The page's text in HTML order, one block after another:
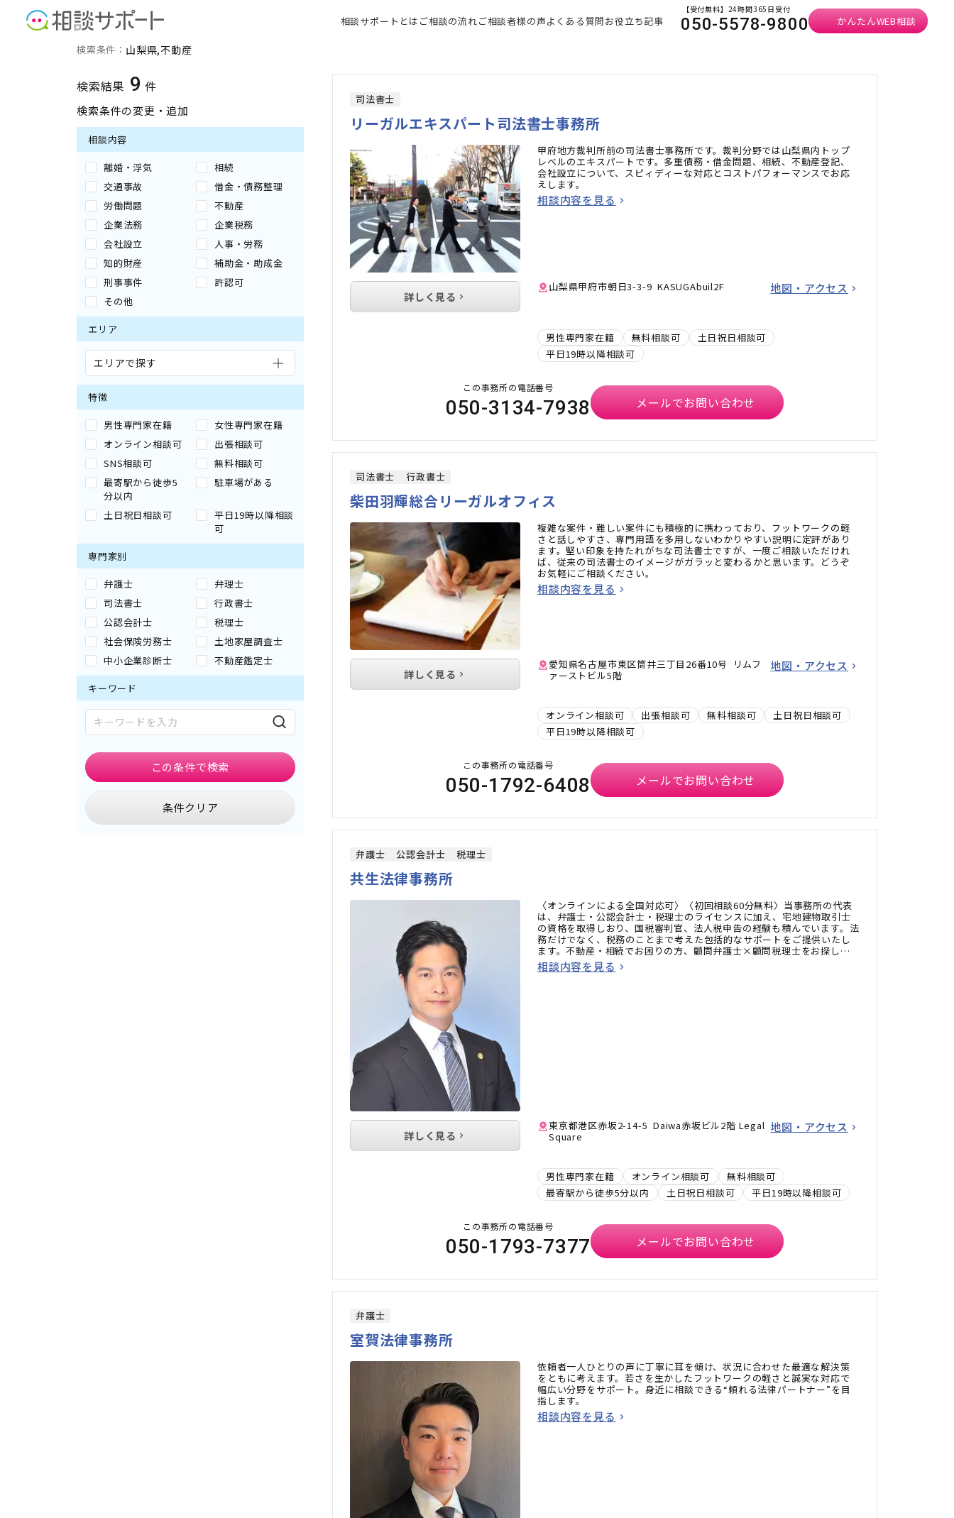
相談サポートとは ご相談の流れご相談者様の声よくある質問お役立ち記事
【受付無料】24時間365日受付
050-5578-9800 かんたんWEB相談
山梨県の不動産に強い専門家の検索結果
検索条件： 山梨県 不動産
検索結果 9 件
検索条件の変更・追加
相談内容
離婚・浮気
相続
交通事故
借金・債務整理
労働問題
不動産
企業法務
企業税務
会社設立
人事・労務
知的財産
補助金・助成金
刑事事件
許認可
その他
エリア
エリアで探す
特徴
男性専門家在籍
女性専門家在籍
オンライン相談可
出張相談可
SNS相談可
無料相談可
最寄駅から徒歩5
分以内
駐車場がある
土日祝日相談可
平日19時以降相談
可
専門家別
弁護士
弁理士
司法書士
行政書士
公認会計士
税理士
社会保険労務士
土地家屋調査士
中小企業診断士
不動産鑑定士
キーワード
条件クリア
この条件で検索
司法書士
リーガルエキスパート司法書士事務所
甲府地方裁判所前の司法書士事務所です。裁判分野では山梨県内トップ
レベルのエキスパートです。多重債務・借金問題、相続、不動産登記、
会社設立について、スピィディーな対応とコストパフォーマンスでお応
えします。
相談内容を見る
山梨県甲府市朝日3-3-9 KASUGAbuil2F 地図・アクセス
男性専門家在籍 無料相談可
土日祝日相談可
平日19時以降相談可
詳しく見る
この事務所の電話番号
050-3134-7938 メールでお問い合わせ
司法書士 行政書士
柴田羽輝総合リーガルオフィス
複雑な案件・難しい案件にも積極的に携わっており、フットワークの軽
さと話しやすさ、専門用語を多用しないわかりやすい説明に定評があり
ます。堅い印象を持たれがちな司法書士ですが、一度ご相談いただけれ
ば、従来の司法書士のイメージがガラッと変わるかと思います。どうぞ
お気軽にご相談ください。
相談内容を見る
愛知県名古屋市東区筒井三丁目26番10号 リムフ
ァーストビル5階
地図・アクセス
オンライン相談可 出張相談可 無料相談可
土日祝日相談可
平日19時以降相談可
詳しく見る
この事務所の電話番号
050-1792-6408 メールでお問い合わせ
弁護士 公認会計士 税理士
共生法律事務所
〈オンラインによる全国対応可〉〈初回相談60分無料〉当事務所の代表
は、弁護士・公認会計士・税理士のライセンスに加え、宅地建物取引士
の資格を取得しおり、国税審判官、法人税申告の経験も積んでいます。法
務だけでなく、税務のことまで考えた包括的なサポートをご提供いたし
ます。不動産・相続でお困りの方、顧問弁護士×顧問税理士をお探しの
方はお気軽にご相談ください。
相談内容を見る
東京都港区赤坂2-14-5 Daiwa赤坂ビル2階 Legal
Square
地図・アクセス
男性専門家在籍 オンライン相談可
無料相談可
最寄駅から徒歩5分以内
土日祝日相談可 平日19時以降相談可
詳しく見る
この事務所の電話番号
050-1793-7377 メールでお問い合わせ
弁護士
室賀法律事務所
依頼者一人ひとりの声に丁寧に耳を傾け、状況に合わせた最適な解決策
をともに考えます。若さを生かしたフットワークの軽さと誠実な対応で
幅広い分野をサポート。身近に相談できる“頼れる法律パートナー”を目
指します。
相談内容を見る